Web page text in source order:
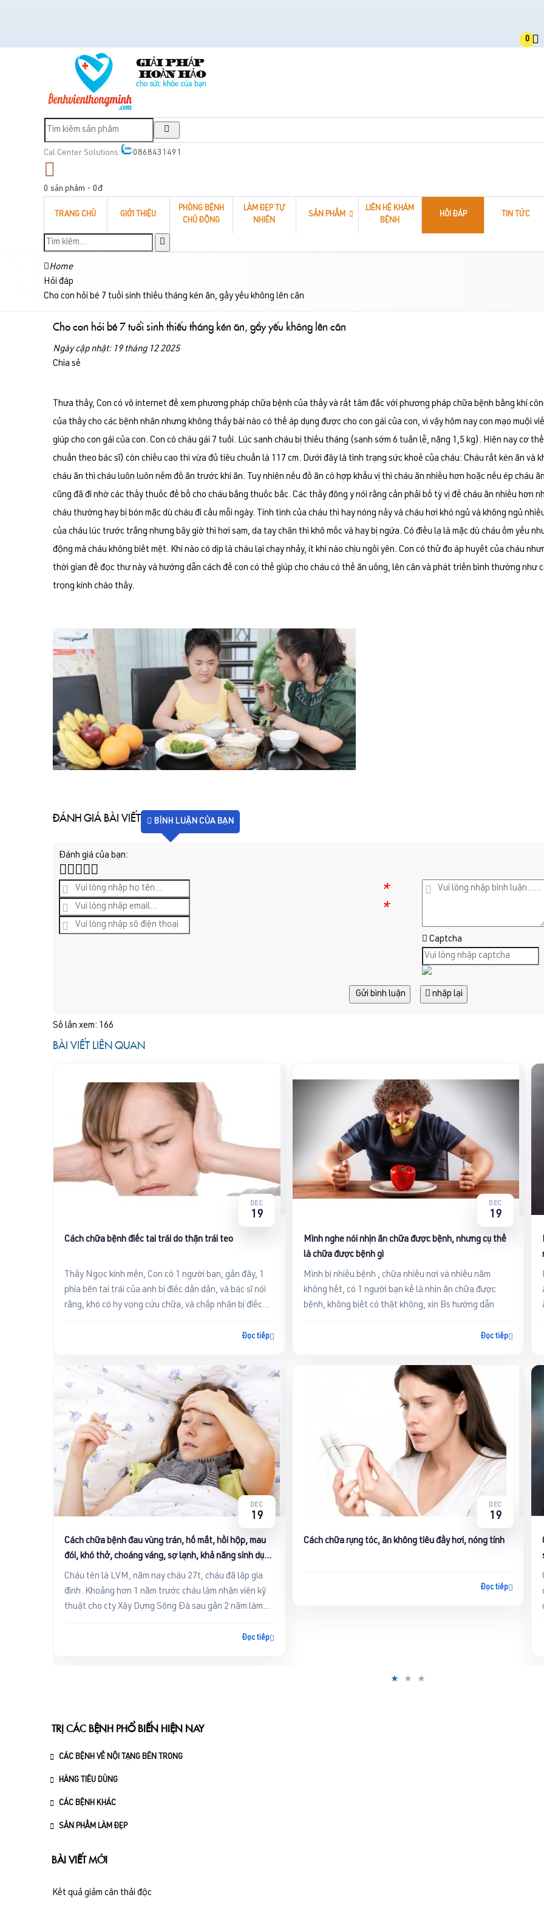
0
Cal Center Solutions: 0868431491
0 sản phẩm - 0đ
TRANG CHỦ GIỚI THIỆU
PHÒNG BỆNH
CHỦ ĐỘNG
LÀM ĐẸP TỰ
NHIÊN
SẢN PHẨM
LIÊN HỆ KHÁM
BỆNH
HỎI ĐÁP TIN TỨC
Home
Hỏi đáp
Cho con hỏi bé 7 tuổi sinh thiếu tháng kén ăn, gầy yếu không lên cân
Cho con hỏi bé 7 tuổi sinh thiếu tháng kén ăn, gầy yếu không lên cân
Ngày cập nhật: 19 tháng 12 2025
Chia sẻ
Thưa thầy, Con có vô internet để xem phương pháp chữa bệnh của thầy và rất tâm đắc với phương pháp chữa bệnh bằng khí
của thầy cho các bệnh nhân nhưng không thấy bài nào có thể áp dụng được cho con gái của con, vì vậy hôm nay con mạo muội
giúp cho con gái của con. Con có cháu gái 7 tuổi. Lúc sanh cháu bị thiếu tháng (sanh sớm 6 tuần lễ, nặng 1,5 kg). Hiện nay cơ
chuẩn theo bác sĩ) còn chiều cao thì vừa đủ tiêu chuẩn là 117 cm. Dưới đây là tình trạng sức khoẻ của cháu: Cháu rất kén ăn và
cháu ăn thì cháu luôn luôn nếm đồ ăn trước khi ăn. Tuy nhiên nếu đồ ăn có hợp khẩu vị thì cháu ăn nhiều hơn hoặc nếu ép cháu
cũng đã đi nhờ các thầy thuốc để bổ cho cháu bằng thuốc bắc. Các thầy đông y nói rằng cần phải bổ tỳ vị để cháu ăn nhiều hơn
cháu thường hay bị bón mặc dù cháu đi cầu mỗi ngày. Tính tình của cháu thì hay nóng nảy và cháu hơi khó ngủ và không ngủ
của cháu lúc trước trắng nhưng bây giờ thì hơi sạm, da tay chân thì khô mốc và hay bị ngứa. Có điều lạ là mặc dù cháu ốm yếu
động mà cháu không biết mệt. Khi nào có dịp là cháu lại chạy nhảy, ít khi nào chịu ngồi yên. Con có thử đo áp huyết của cháu
thời gian để đọc thư này và hướng dẫn cách để con có thể giúp cho cháu có thể ăn uống, lên cân và phát triển bình thường như
trọng kính chào thầy.
ĐÁNH GIÁ BÀI VIẾT BÌNH LUẬN CỦA BẠN
Đánh giá của bạn:
*
*
Captcha
Gửi bình luận nhập lại
Số lần xem: 166
BÀI VIẾT LIÊN QUAN
DEC
19
Cách chữa bệnh điếc tai trái do thận trái teo
Thầy Ngọc kính mến, Con có 1 người bạn, gần đây, 1
phía bên tai trái của anh bị điếc dần dần, và bác sĩ nói
rằng, khó có hy vọng cứu chữa, và chấp nhận bị điếc
Đọc tiếp
DEC
19
Cách chữa bệnh đau vùng trán, hố mắt, hồi hộp, mau
đói, khó thở, choáng váng, sợ lạnh, khả năng sinh dục
giảm, tê mỏi toàn thân
Cháu tên là LVM, năm nay cháu 27t, cháu đã lập gia
đình. Khoảng hơn 1 năm trước cháu làm nhân viên kỹ
thuật cho cty Xây Dựng Sông Đà sau gần 2 năm làm
Đọc tiếp
DEC
19
Mình nghe nói nhịn ăn chữa được bệnh, nhưng cụ thể
là chữa được bệnh gì
Mình bị nhiều bệnh , chữa nhiều nơi và nhiều năm
không hết, có 1 người bạn kể là nhịn ăn chữa được
bệnh, không biết có thật không, xin Bs hướng dẫn
Đọc tiếp
DEC
19
Cách chữa rụng tóc, ăn không tiêu đầy hơi, nóng tính
Đọc tiếp
TRỊ CÁC BỆNH PHỔ BIẾN HIỆN NAY
CÁC BỆNH VỀ NỘI TẠNG BÊN TRONG
HÀNG TIÊU DÙNG
CÁC BỆNH KHÁC
SẢN PHẨM LÀM ĐẸP
BÀI VIẾT MỚI
Kết quả giảm cân thải độc